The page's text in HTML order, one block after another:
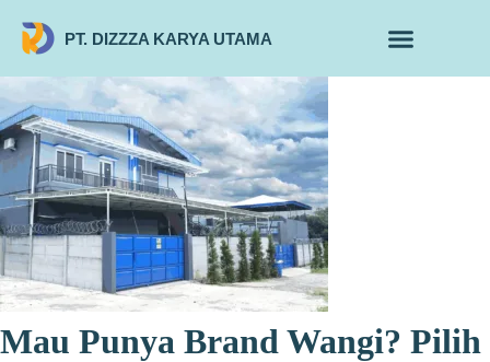
PT. DIZZZA KARYA UTAMA
Mau Punya Brand Wangi? Pilih